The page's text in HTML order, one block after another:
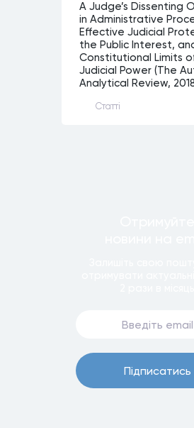
A Judge’s Dissenting
in Administrative
Effective Judicial
the Public Interest,
Constitutional Limits
Judicial Power (The
Analytical Review,
Статтi
Пiдписатись